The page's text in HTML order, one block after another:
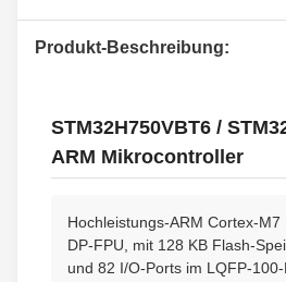
Produkt-Beschreibung:
STM32H750VBT6 /
ARM Mikrocontroller
Hochleistungs-ARM Cortex-M7
DP-FPU, mit 128 KB Flash-
und 82 I/O-Ports im LQFP-100-